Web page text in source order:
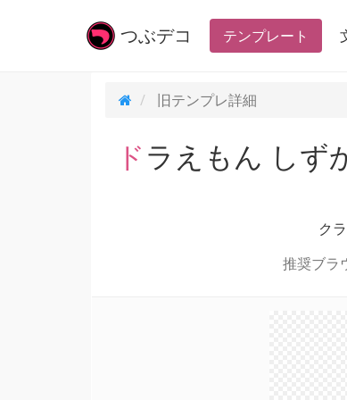
つぶデコ テンプレート
旧テンプレ詳細
ドラえもん しずかちゃんの名言・台詞（グラデ
ク
推奨ブラ